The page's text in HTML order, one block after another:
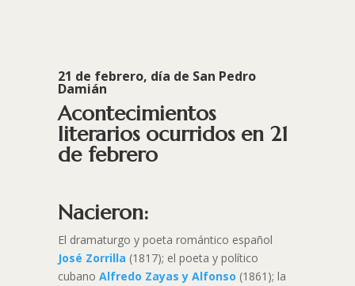
21 de febrero, día de San Pedro
Damián
Acontecimientos
literarios ocurridos en 21
de febrero
Nacieron:
El dramaturgo y poeta romántico español
José Zorrilla (1817); el poeta y político
cubano Alfredo Zayas y Alfonso (1861); la